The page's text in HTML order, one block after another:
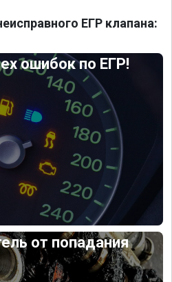
ЕГР клапана:
ошибок по ЕГР!
от попадания